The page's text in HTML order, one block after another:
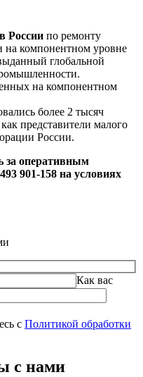
России по ремонту
компонентном уровне
глобальной
на компонентном
более 2 тысяч
представители малого
России.
за оперативным
901-158 на условиях
Как вас
с Политикой обработки
с нами